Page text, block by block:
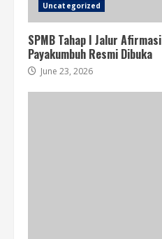
Uncategorized
SPMB Tahap I Jalur
Payakumbuh Resmi Dibuka
June 23, 2026